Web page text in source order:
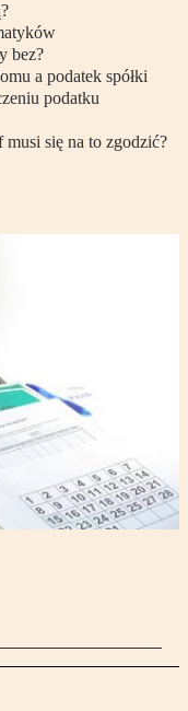
bez?
a podatek spółki
podatku
musi się na to zgodzić?